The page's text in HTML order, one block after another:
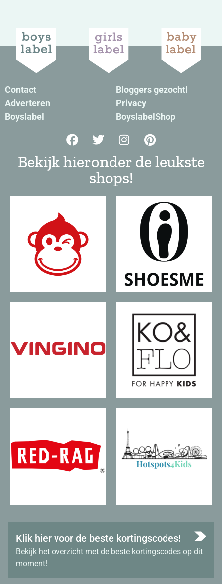
Contact
Adverteren
Boyslabel
Bloggers gezocht!
Privacy
BoyslabelShop
Bekijk hieronder de leukste
shops!
Klik hier voor de beste kortingscodes!
Bekijk het overzicht met de beste kortingscodes op dit
moment!